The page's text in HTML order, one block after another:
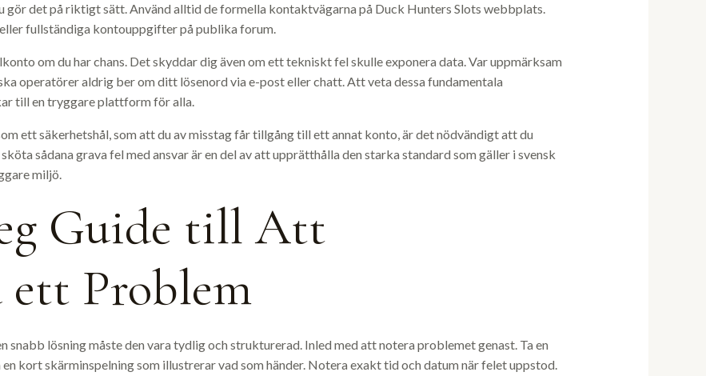
det på riktigt sätt. Använd alltid de formella kontaktvägarna på Duck Hunters Slots webbplats.
fullständiga kontouppgifter på publika forum.
om du har chans. Det skyddar dig även om ett tekniskt fel skulle exponera data. Var uppmärksam
operatörer aldrig ber om ditt lösenord via e-post eller chatt. Att veta dessa fundamentala
till en tryggare plattform för alla.
ett säkerhetshål, som att du av misstag får tillgång till ett annat konto, är det nödvändigt att du
sådana grava fel med ansvar är en del av att upprätthålla den starka standard som gäller i svensk
miljö.
Guide till Att
ett Problem
lösning måste den vara tydlig och strukturerad. Inled med att notera problemet genast. Ta en
kort skärminspelning som illustrerar vad som händer. Notera exakt tid och datum när felet uppstod.